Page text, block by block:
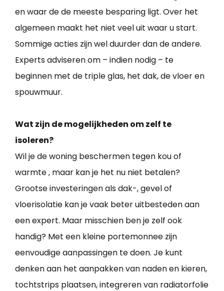
en waar de de meeste besparing ligt. Over het
algemeen maakt het niet veel uit waar u start.
Sommige acties zijn wel duurder dan de andere.
Experts adviseren om – indien nodig – te
beginnen met de triple glas, het dak, de vloer en
spouwmuur.
Wat zijn de mogelijkheden om zelf te
isoleren?
Wil je de woning beschermen tegen kou of
warmte , maar kan je het nu niet betalen?
Grootse investeringen als dak-, gevel of
vloerisolatie kan je vaak beter uitbesteden aan
een expert. Maar misschien ben je zelf ook
handig? Met een kleine portemonnee zijn
eenvoudige aanpassingen te doen. Je kunt
denken aan het aanpakken van naden en kieren,
tochtstrips plaatsen, integreren van radiatorfolie